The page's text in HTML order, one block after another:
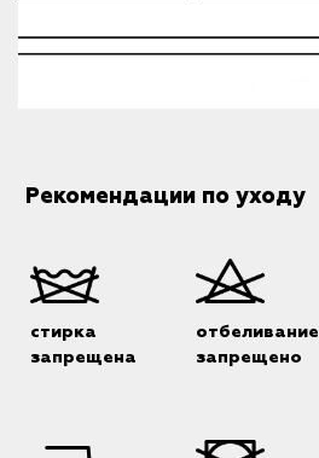
Рекомендации по уходу
стирка
запрещена
отбеливание
запрещено